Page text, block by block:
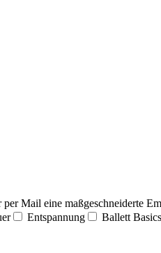
Mail eine maßgeschneiderte
Entspannung Ballett Basics